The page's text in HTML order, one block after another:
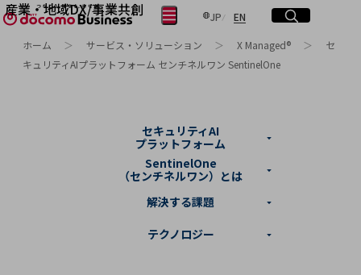
産業・地域DX/事業共創
OPEN HUB for Plural Futures
自律・分散・協調型社会の実現を目指し、
「社会可能性」を探究・実装する事業共創エコシステムです。
プレイヤー(カタリスト/パートナー企業)
企業と地域が持続成長する社会を目指します
JP EN Englishサイト内検索
開く
メニュー
開く
フリーワードを入力して探す
フリーワードでNTTドコモビジネスの
ホーム サービス・ソリューション X Managed®
セ
キュリティAIプラットフォーム センチネルワン SentinelOne
セキュリティAI
プラットフォーム
SentinelOne
（センチネルワン）とは
解決する課題
テクノロジー